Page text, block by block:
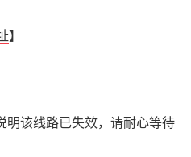
】
明该线路已失效，请耐心等待